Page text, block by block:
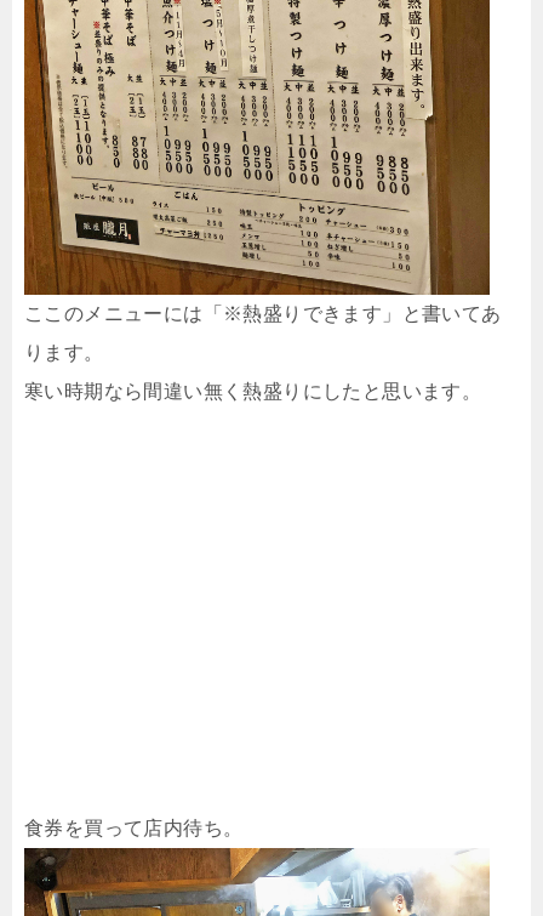
ここのメニューには「※熱盛りできます」と書いてあ
ります。
寒い時期なら間違い無く熱盛りにしたと思います。
食券を買って店内待ち。